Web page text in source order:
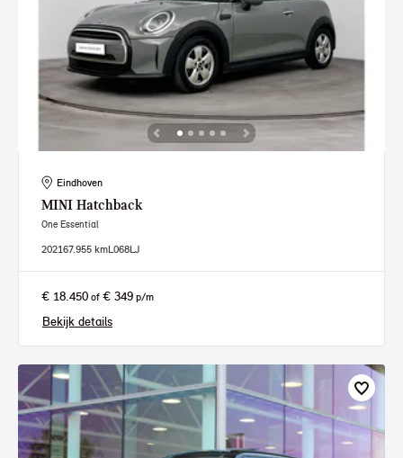
Eindhoven
MINI Hatchback
One Essential
202167.955 kmL068LJ
€ 18.450 of € 349 p/m
Bekijk details